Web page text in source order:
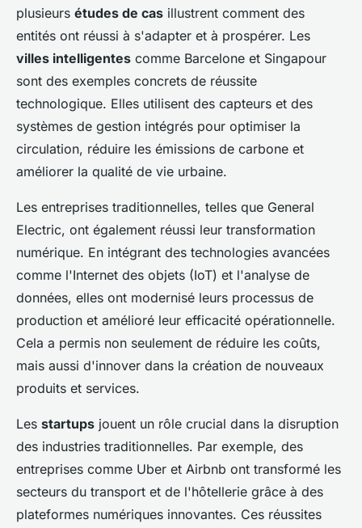
plusieurs études de cas illustrent comment des
entités ont réussi à s'adapter et à prospérer. Les
villes intelligentes comme Barcelone et Singapour
sont des exemples concrets de réussite
technologique. Elles utilisent des capteurs et des
systèmes de gestion intégrés pour optimiser la
circulation, réduire les émissions de carbone et
améliorer la qualité de vie urbaine.
Les entreprises traditionnelles, telles que General
Electric, ont également réussi leur transformation
numérique. En intégrant des technologies avancées
comme l'Internet des objets (IoT) et l'analyse de
données, elles ont modernisé leurs processus de
production et amélioré leur efficacité opérationnelle.
Cela a permis non seulement de réduire les coûts,
mais aussi d'innover dans la création de nouveaux
produits et services.
Les startups jouent un rôle crucial dans la disruption
des industries traditionnelles. Par exemple, des
entreprises comme Uber et Airbnb ont transformé les
secteurs du transport et de l'hôtellerie grâce à des
plateformes numériques innovantes. Ces réussites